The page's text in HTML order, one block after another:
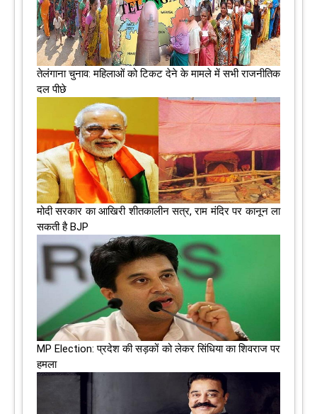
तेलंगाना चुनाव: महिलाओं को टिकट देने के मामले में सभी राजनीतिक
दल पीछे
मोदी सरकार का आखिरी शीतकालीन सत्र, राम मंदिर पर कानून ला
सकती है BJP
MP Election: प्रदेश की सड़कों को लेकर सिंधिया का शिवराज पर
हमला